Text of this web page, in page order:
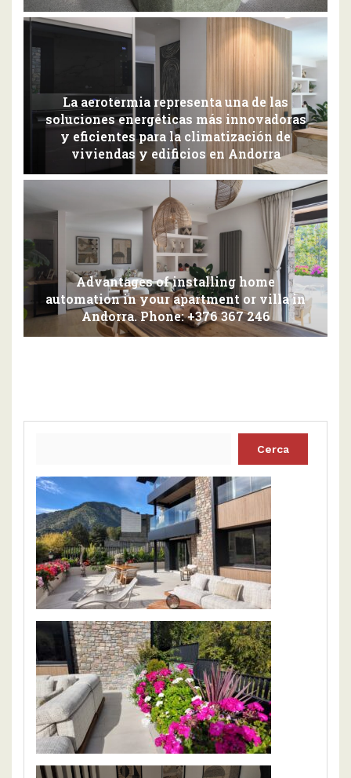
La aerotermia representa una de las
soluciones energéticas más innovadoras
y eficientes para la climatización de
viviendas y edificios en Andorra
Advantages of installing home
automation in your apartment or villa in
Andorra. Phone: +376 367 246